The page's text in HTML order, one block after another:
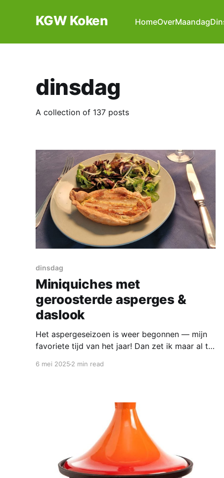
KGW Koken HomeOverMaandag
dinsdag
A collection of 137 posts
dinsdag
Miniquiches met
geroosterde asperges &
daslook
Het aspergeseizoen is weer begonnen — mijn
favoriete tijd van het jaar! Dan zet ik maar al te
seizoensgebonden. Maak je in de lente een
boswandeling? Grote
6 mei 2025 2 min read